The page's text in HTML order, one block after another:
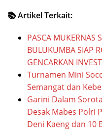
📚 Artikel Terkait:
PASCA MUKERNAS
BULUKUMBA SIAP
GENCARKAN
Turnamen Mini
Semangat dan
Garini Dalam
Desak Mabes Polri
Deni Kaeng dan 10